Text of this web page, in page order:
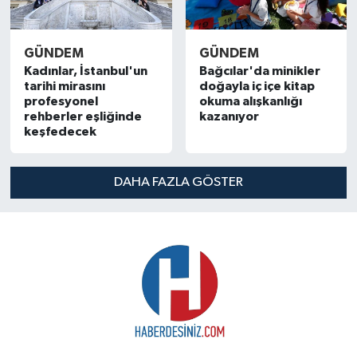
GÜNDEM
Kadınlar, İstanbul'un
tarihi mirasını
profesyonel
rehberler eşliğinde
keşfedecek
GÜNDEM
Bağcılar'da minikler
doğayla iç içe kitap
okuma alışkanlığı
kazanıyor
DAHA FAZLA GÖSTER